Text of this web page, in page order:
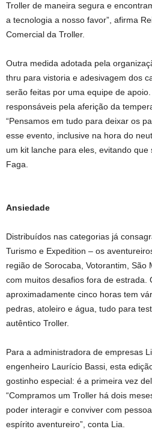
Troller de maneira segura e
a tecnologia a nosso favor”, afirma
Comercial da Troller.
Outra medida adotada pela
thru para vistoria e adesivagem dos
serão feitas por uma equipe de
responsáveis pela aferição da
“Pensamos em tudo para deixar os
esse evento, inclusive na hora do
um kit lanche para eles, evitando que
Faga.
Ansiedade
Distribuídos nas categorias já
Turismo e Expedition – os
região de Sorocaba, Votorantim, São
com muitos desafios fora de estrada.
aproximadamente cinco horas tem
pedras, atoleiro e água, tudo para
autêntico Troller.
Para a administradora de empresas
engenheiro Laurício Bassi, esta
gostinho especial: é a primeira vez
“Compramos um Troller há dois
poder interagir e conviver com
espírito aventureiro”, conta Lia.